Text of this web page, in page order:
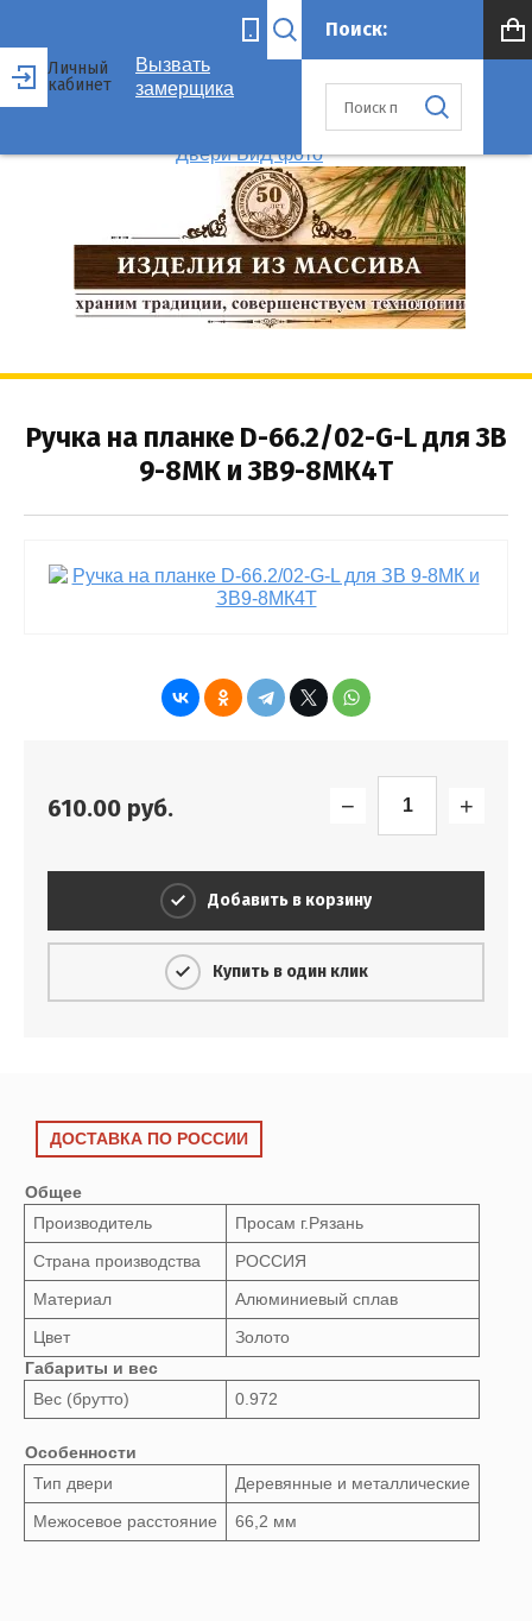
Личный
кабинет
Вызвать
замерщика
Ручка на планке D-66.2/02-G-L для ЗВ
9-8МК и ЗВ9-8МК4Т
610.00 руб. − +
Добавить в корзину
Купить в один клик
ДОСТАВКА ПО РОССИИ
Общее
Производитель
Просам г.Рязань
Страна производства
РОССИЯ
Материал
Алюминиевый сплав
Цвет
Золото
Габариты и вес
Вес (брутто)
0.972
Особенности
Тип двери
Деревянные и металлические
Межосевое расстояние
66,2 мм